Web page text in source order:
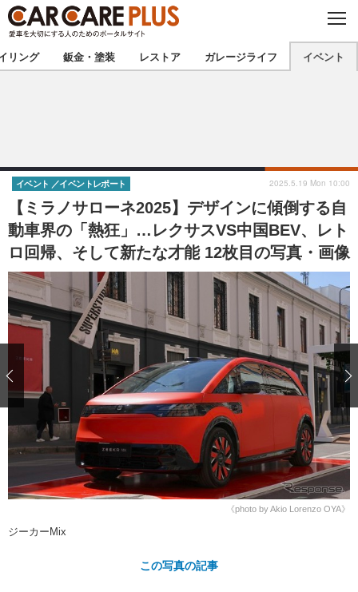
C
O
S
E
★カーケアプラス認定★ 厳選プロショップを地域から探す
甲信越 北陸
東海 関西
中国 四国
九州 沖縄
注目の記事
ショップレポート 愛車 File
自動車豆知識 ストップ！不具合修理＆粗悪修理
鈑金・塗装
ディテイリング
ディテイリング 洗車
ヘッドライト磨き コーティング
フィルム・ラッピング
鈑金・塗装
小キズ直し
特集記事
ストップ 不具合修理＆粗悪修理
カーメーカー「旧車」関連プロジェ
クト
ショップ紹介
ショップレポート プロショップ検索
レストア
カーメーカー「旧車」関連プロジ
イベント
リング 鈑金・塗装 レストア ガレージライフ イベント
【ミラノサローネ2025】デザインに傾倒する自
動車界の「熱狂」…レクサスVS中国BEV、レト
ロ回帰、そして新たな才能 12枚目の写真・画像
イベント イベントレポート 2025.5.19 Mon 10:00
《photo by Akio Lorenzo OYA》
ジーカーMix
この写真の記事